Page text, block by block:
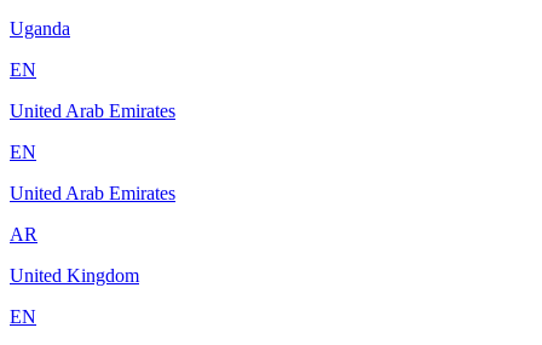
Uganda
EN
United Arab Emirates
EN
United Arab Emirates
AR
United Kingdom
EN